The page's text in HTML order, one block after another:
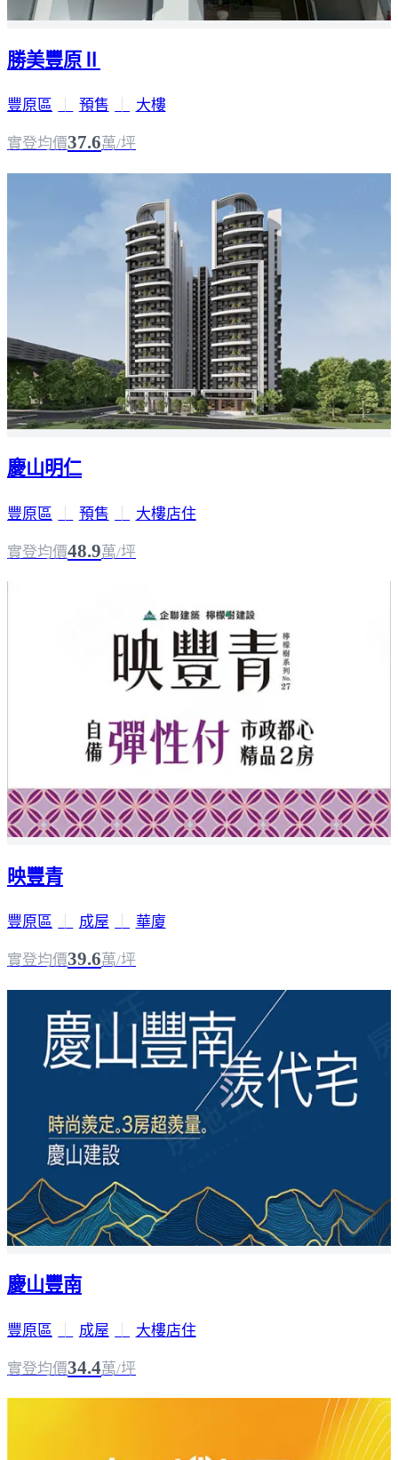
勝美豐原Ⅱ
豐原區 預售 大樓
實登均價37.6萬/坪
慶山明仁
豐原區 預售 大樓店住
實登均價48.9萬/坪
映豐青
豐原區 成屋 華廈
實登均價39.6萬/坪
慶山豐南
豐原區 成屋 大樓店住
實登均價34.4萬/坪